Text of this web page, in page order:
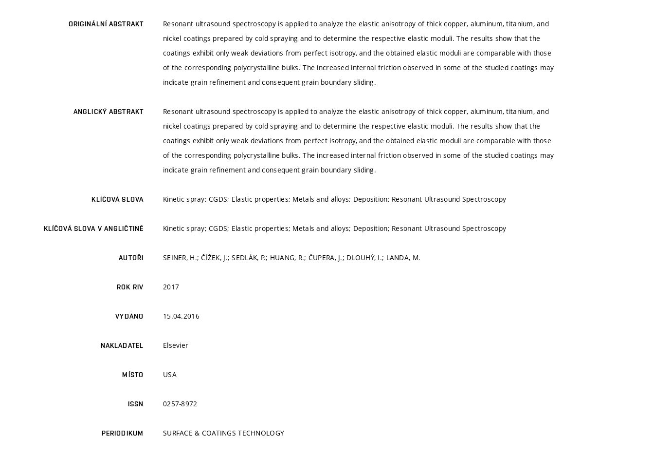
ORIGINÁLNÍ ABSTRAKT
Resonant ultrasound spectroscopy is applied to analyze the elastic anisotropy of thick copper, aluminum, titanium, and
nickel coatings prepared by cold spraying and to determine the respective elastic moduli. The results show that the
coatings exhibit only weak deviations from perfect isotropy, and the obtained elastic moduli are comparable with those
of the corresponding polycrystalline bulks. The increased internal friction observed in some of the studied coatings may
indicate grain refinement and consequent grain boundary sliding.
ANGLICKÝ ABSTRAKT
Resonant ultrasound spectroscopy is applied to analyze the elastic anisotropy of thick copper, aluminum, titanium, and
nickel coatings prepared by cold spraying and to determine the respective elastic moduli. The results show that the
coatings exhibit only weak deviations from perfect isotropy, and the obtained elastic moduli are comparable with those
of the corresponding polycrystalline bulks. The increased internal friction observed in some of the studied coatings may
indicate grain refinement and consequent grain boundary sliding.
KLÍČOVÁ SLOVA Kinetic spray; CGDS; Elastic properties; Metals and alloys; Deposition; Resonant Ultrasound Spectroscopy
KLÍČOVÁ SLOVA V ANGLIČTINĚ Kinetic spray; CGDS; Elastic properties; Metals and alloys; Deposition; Resonant Ultrasound Spectroscopy
AUTOŘI SEINER, H.; ČÍŽEK, J.; SEDLÁK, P.; HUANG, R.; ČUPERA, J.; DLOUHÝ, I.; LANDA, M.
ROK RIV 2017
VYDÁNO 15.04.2016
NAKLADATEL Elsevier
MÍSTO USA
ISSN 0257-8972
PERIODIKUM SURFACE & COATINGS TECHNOLOGY